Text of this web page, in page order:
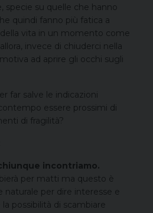
specie su quelle che hanno
quindi fanno più fatica a
vita in un momento come
invece di chiuderci nella
ad aprire gli occhi sugli
far salve le indicazioni
essere prossimi di
di fragilità?
incontriamo.
per matti ma questo è
naturale per dire interesse e
possibilità di scambiare